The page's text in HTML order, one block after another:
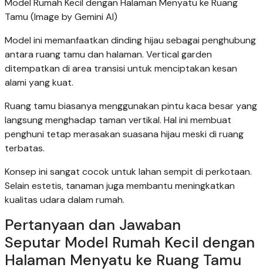
Model Rumah Kecil dengan Halaman Menyatu ke Ruang
Tamu (Image by Gemini AI)
Model ini memanfaatkan dinding hijau sebagai penghubung
antara ruang tamu dan halaman. Vertical garden
ditempatkan di area transisi untuk menciptakan kesan
alami yang kuat.
Ruang tamu biasanya menggunakan pintu kaca besar yang
langsung menghadap taman vertikal. Hal ini membuat
penghuni tetap merasakan suasana hijau meski di ruang
terbatas.
Konsep ini sangat cocok untuk lahan sempit di perkotaan.
Selain estetis, tanaman juga membantu meningkatkan
kualitas udara dalam rumah.
Pertanyaan dan Jawaban
Seputar Model Rumah Kecil dengan
Halaman Menyatu ke Ruang Tamu